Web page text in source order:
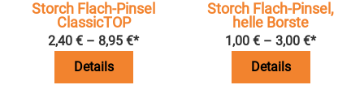
Storch Flach-Pinsel
ClassicTOP
2,40 € – 8,95 €*
Details
Storch Flach-Pinsel,
helle Borste
1,00 € – 3,00 €*
Details